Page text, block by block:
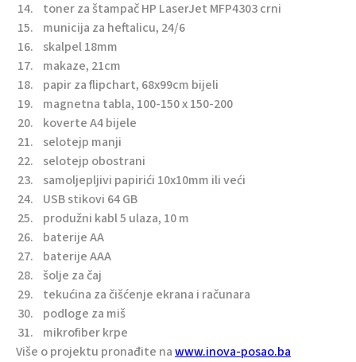
14.
toner za štampač HP LaserJet MFP4303 crni
15.
municija za heftalicu, 24/6
16.
skalpel 18mm
17.
makaze, 21cm
18.
papir za flipchart, 68x99cm bijeli
19.
magnetna tabla, 100-150 x 150-200
20.
koverte A4 bijele
21.
selotejp manji
22.
selotejp obostrani
23.
samoljepljivi papirići 10x10mm ili veći
24.
USB stikovi 64 GB
25.
produžni kabl 5 ulaza, 10 m
26.
baterije AA
27.
baterije AAA
28.
šolje za čaj
29.
tekućina za čišćenje ekrana i računara
30.
podloge za miš
31.
mikrofiber krpe
Više o projektu pronađite nawww.inova-posao.ba